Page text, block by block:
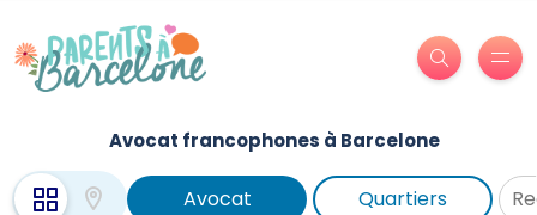
Avocat francophones à Barcelone
Avocat Quartiers